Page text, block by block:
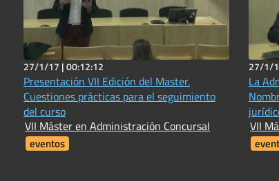
27/1/17 |00:12:12
Presentación VII Edición del Master.
Cuestiones prácticas para el seguimiento
del curso
VII Máster en Administración Concursal
eventos
27/1/
La
VII